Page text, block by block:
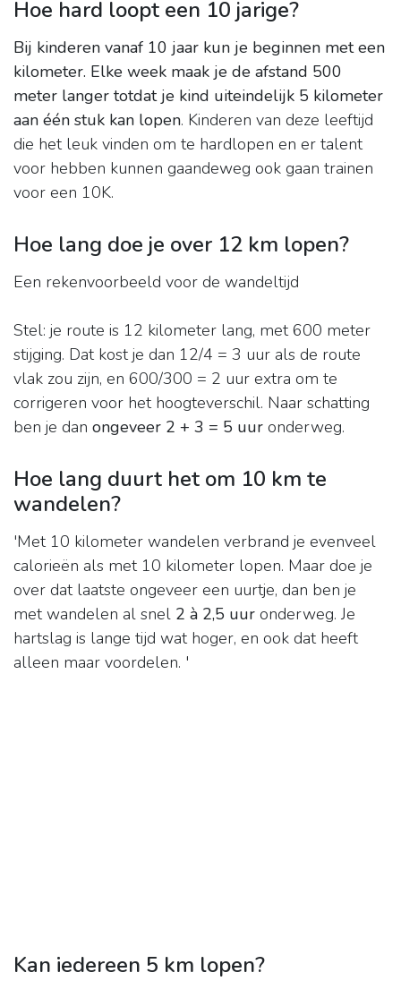
Hoe hard loopt een 10 jarige?
Bij kinderen vanaf 10 jaar kun je beginnen met een
kilometer. Elke week maak je de afstand 500
meter langer totdat je kind uiteindelijk 5 kilometer
aan één stuk kan lopen. Kinderen van deze leeftijd
die het leuk vinden om te hardlopen en er talent
voor hebben kunnen gaandeweg ook gaan trainen
voor een 10K.
Hoe lang doe je over 12 km lopen?
Een rekenvoorbeeld voor de wandeltijd
Stel: je route is 12 kilometer lang, met 600 meter
stijging. Dat kost je dan 12/4 = 3 uur als de route
vlak zou zijn, en 600/300 = 2 uur extra om te
corrigeren voor het hoogteverschil. Naar schatting
ben je dan ongeveer 2 + 3 = 5 uur onderweg.
Hoe lang duurt het om 10 km te
wandelen?
'Met 10 kilometer wandelen verbrand je evenveel
calorieën als met 10 kilometer lopen. Maar doe je
over dat laatste ongeveer een uurtje, dan ben je
met wandelen al snel 2 à 2,5 uur onderweg. Je
hartslag is lange tijd wat hoger, en ook dat heeft
alleen maar voordelen. '
Kan iedereen 5 km lopen?